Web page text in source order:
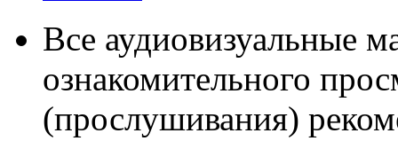
Все аудиовизуальные
ознакомительного
(прослушивания)